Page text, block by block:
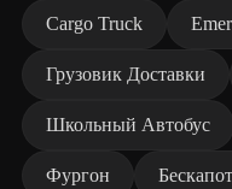
Cargo Truck
Грузовик Доставки
Школьный Автобус
Фургон